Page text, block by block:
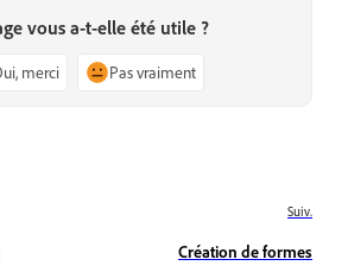
vous a-t-elle été utile ?
merci Pas vraiment
Suiv.
Création de formes